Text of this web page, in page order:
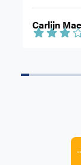
Carlijn
gemaakt.